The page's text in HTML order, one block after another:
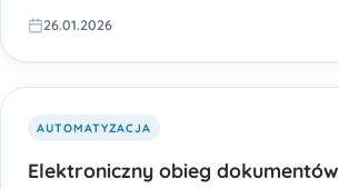
26.01.2026
AUTOMATYZACJA
Elektroniczny obieg dokumentów